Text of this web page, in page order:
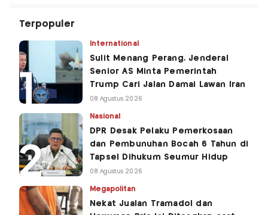
Terpopuler
International
Sulit Menang Perang, Jenderal
Senior AS Minta Pemerintah
Trump Cari Jalan Damai Lawan Iran
08 Agustus 2026
Nasional
DPR Desak Pelaku Pemerkosaan
dan Pembunuhan Bocah 6 Tahun di
Tapsel Dihukum Seumur Hidup
08 Agustus 2026
Megapolitan
Nekat Jualan Tramadol dan